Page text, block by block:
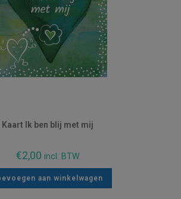
Kaart Ik ben blij met mij
€2,00 incl. BTW
aan winkelwagen